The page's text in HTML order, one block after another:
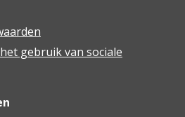
gebruik van sociale